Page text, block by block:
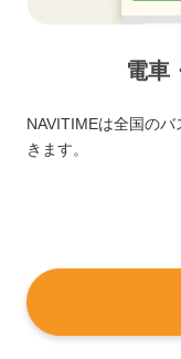
電車
NAVITIMEは全国の
きます。